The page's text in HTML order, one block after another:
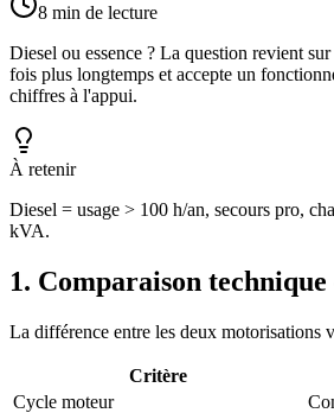
8 min de lecture
Diesel ou essence ? La question revient
fois plus longtemps et accepte un
chiffres à l'appui.
À retenir
Diesel = usage > 100 h/an, secours pro,
kVA.
1. Comparaison
La différence entre les deux motorisations
Critère
Cycle moteur